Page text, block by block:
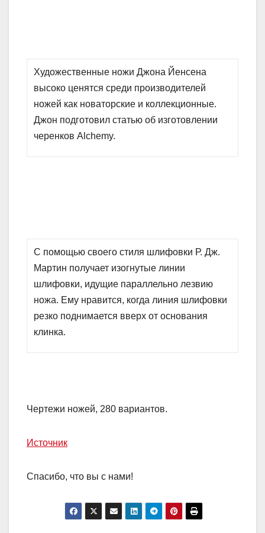
Художественные ножи Джона Йенсена
высоко ценятся среди производителей
ножей как новаторские и коллекционные.
Джон подготовил статью об изготовлении
черенков Alchemy.
С помощью своего стиля шлифовки Р. Дж.
Мартин получает изогнутые линии
шлифовки, идущие параллельно лезвию
ножа. Ему нравится, когда линия шлифовки
резко поднимается вверх от основания
клинка.
Чертежи ножей, 280 вариантов.
Источник
Спасибо, что вы с нами!